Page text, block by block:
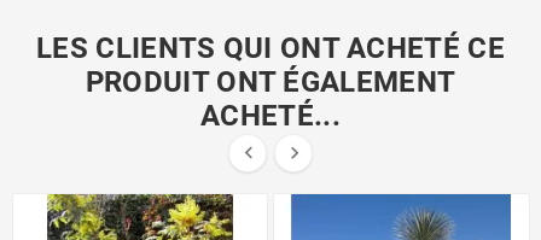
LES CLIENTS QUI ONT ACHETÉ CE
PRODUIT ONT ÉGALEMENT
ACHETÉ...
 